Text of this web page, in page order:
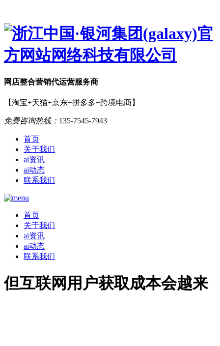
网店整合营销代运营服务商
【淘宝+天猫+京东+拼多多+跨境电商】
免费咨询热线： 135-7545-7943
首页
关于我们
ai资讯
ai动态
联系我们
首页
关于我们
ai资讯
ai动态
联系我们
但互联网用户获取成本会越来